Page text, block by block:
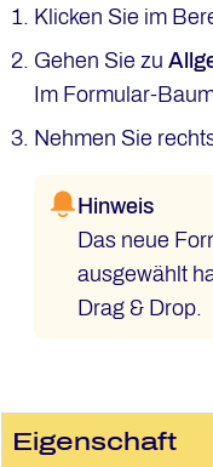
Klicken Sie im
Gehen Sie zu
Im Formular-
Nehmen Sie
Hinweis
Das neue
ausgewählt
Drag & Drop.
Eigenschaft